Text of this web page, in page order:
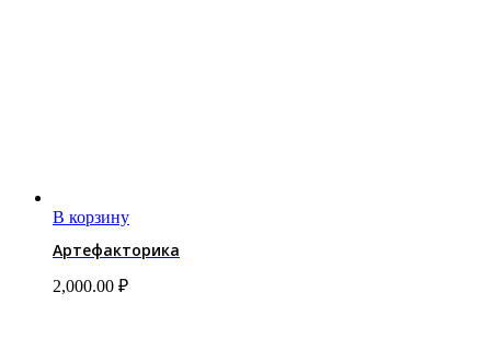
В корзину
Артефакторика
2,000.00 ₽